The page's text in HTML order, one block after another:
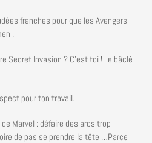
franches pour que les Avengers
.
Secret Invasion ? C’est toi ! Le bâclé
pour ton travail.
de Marvel : défaire des arcs trop
de pas se prendre la tête …Parce